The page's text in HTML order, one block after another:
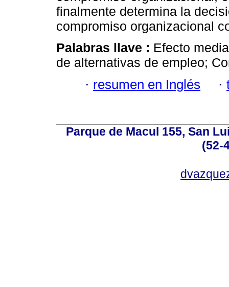
finalmente determina la
compromiso organizacional
Palabras llave : Efecto
de alternativas de empleo;
· resumen en Inglés ·
Parque de Macul 155, San
(52-